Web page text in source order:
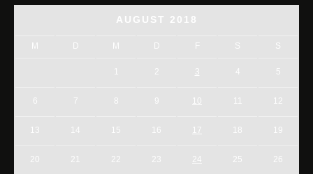
AUGUST 2018
M D M D F S S
1 2 3 5
6 7 8 9 10 11 12
13 14 15 16 17 18 19
20 21 22 23 24 25 26